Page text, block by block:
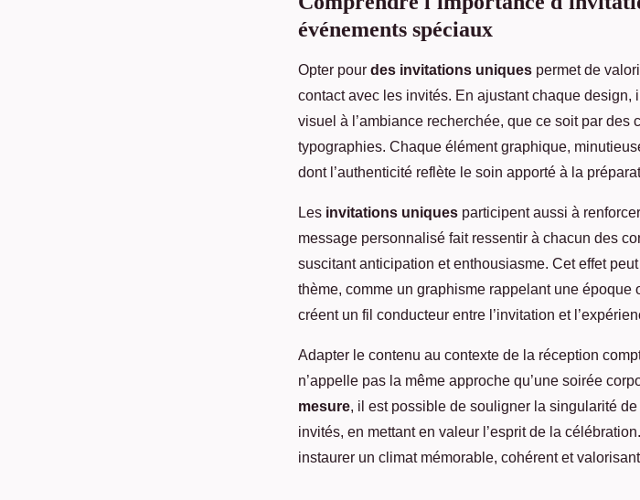
événements spéciaux
Opter pour des invitations uniques permet de
contact avec les invités. En ajustant chaque design,
visuel à l’ambiance recherchée, que ce soit par des
typographies. Chaque élément graphique,
dont l’authenticité reflète le soin apporté à la
Les invitations uniques participent aussi à
message personnalisé fait ressentir à chacun des
suscitant anticipation et enthousiasme. Cet effet
thème, comme un graphisme rappelant une
créent un fil conducteur entre l’invitation et
Adapter le contenu au contexte de la réception
n’appelle pas la même approche qu’une soirée
mesure, il est possible de souligner la singularité
invités, en mettant en valeur l’esprit de la
instaurer un climat mémorable, cohérent et